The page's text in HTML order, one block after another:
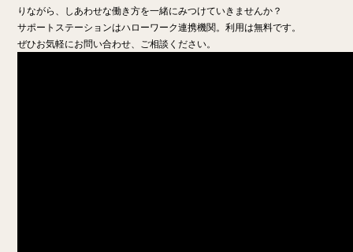
りながら、しあわせな働き方を一緒にみつけていきませんか？
サポートステーションはハローワーク連携機関。利用は無料です。
ぜひお気軽にお問い合わせ、ご相談ください。